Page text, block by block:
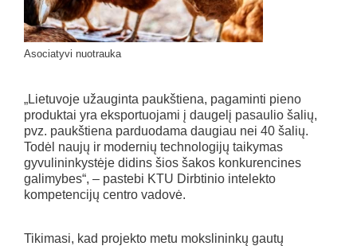
Asociatyvi nuotrauka
„Lietuvoje užauginta paukštiena, pagaminti pieno
produktai yra eksportuojami į daugelį pasaulio šalių,
pvz. paukštiena parduodama daugiau nei 40 šalių.
Todėl naujų ir modernių technologijų taikymas
gyvulininkystėje didins šios šakos konkurencines
galimybes“, – pastebi KTU Dirbtinio intelekto
kompetencijų centro vadovė.
Tikimasi, kad projekto metu mokslininkų gautų